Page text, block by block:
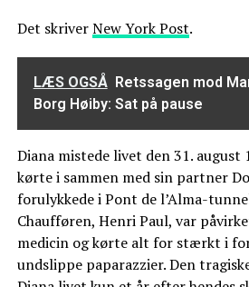
Det skriverNew York Post.
LÆS OGSÅ Retssagen mod
Borg Høiby: Sat på pause
Diana mistede livet den 31. august
kørte i sammen med sin partner
forulykkede i Pont de l’Alma-
Chaufføren, Henri Paul, var
medicin og kørte alt for stærkt i
undslippe paparazzier. Den